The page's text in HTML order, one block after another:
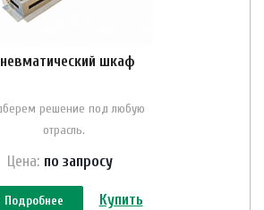
шкаф
решение под любую
отрасль.
Цена: по запросу
Подробнее Купить